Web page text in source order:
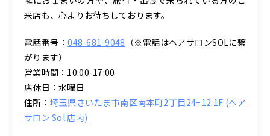
来店も、心よりお待ちしております。
電話番号：048-681-9048 （※電話はヘアサロンSOLに繋
がります）
営業時間：10:00-17:00
店休日：水曜日
住所：埼玉県さいたま市南区南本町2丁目24−12 1F (ヘア
サロン Sol 店内)